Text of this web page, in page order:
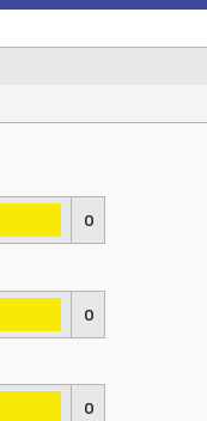
0
0
0